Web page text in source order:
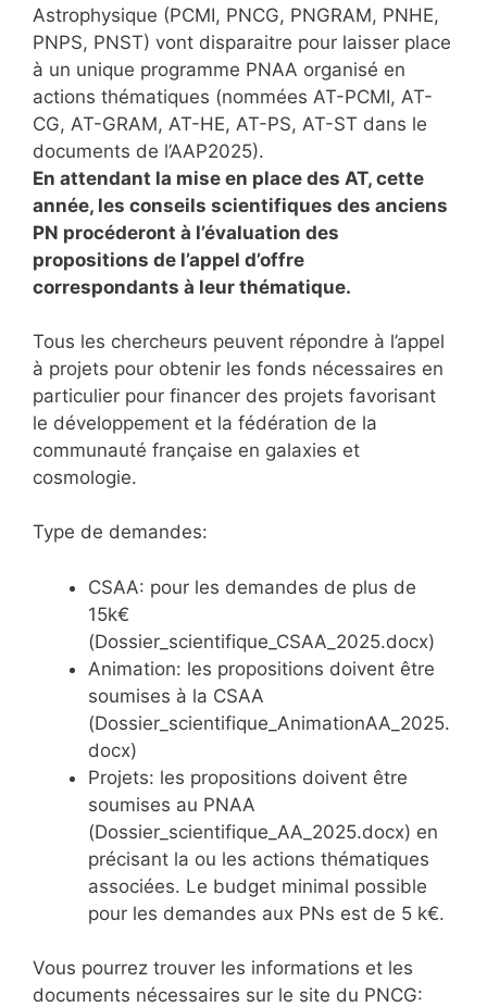
Astrophysique (PCMI, PNCG, PNGRAM, PNHE,
PNPS, PNST) vont disparaitre pour laisser place
à un unique programme PNAA organisé en
actions thématiques (nommées AT-PCMI, AT-
CG, AT-GRAM, AT-HE, AT-PS, AT-ST dans le
documents de l’AAP2025).
En attendant la mise en place des AT, cette
année, les conseils scientifiques des anciens
PN procéderont à l’évaluation des
propositions de l’appel d’offre
correspondants à leur thématique.
Tous les chercheurs peuvent répondre à l’appel
à projets pour obtenir les fonds nécessaires en
particulier pour financer des projets favorisant
le développement et la fédération de la
communauté française en galaxies et
cosmologie.
Type de demandes:
CSAA: pour les demandes de plus de
15k€
(Dossier_scientifique_CSAA_2025.docx)
Animation: les propositions doivent être
soumises à la CSAA
(Dossier_scientifique_AnimationAA_2025.
docx)
Projets: les propositions doivent être
soumises au PNAA
(Dossier_scientifique_AA_2025.docx) en
précisant la ou les actions thématiques
associées. Le budget minimal possible
pour les demandes aux PNs est de 5 k€.
Vous pourrez trouver les informations et les
documents nécessaires sur le site du PNCG: